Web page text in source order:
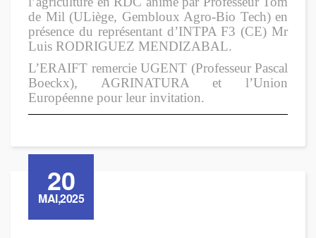
de Mil (ULiège, Gembloux Agro-Bio Tech) en
présence du représentant d’INTPA F3 (CE) Mr
Luis RODRIGUEZ MENDIZABAL.
L’ERAIFT remercie UGENT (Professeur Pascal
Boeckx), AGRINATURA et l’Union
Européenne pour leur invitation.
20
MAI,2025